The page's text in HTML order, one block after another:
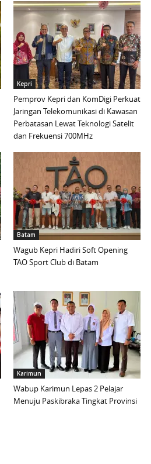
Kepri
Pemprov Kepri dan KomDigi Perkuat
Jaringan Telekomunikasi di Kawasan
Perbatasan Lewat Teknologi Satelit
dan Frekuensi 700MHz
Batam
Wagub Kepri Hadiri Soft Opening
TAO Sport Club di Batam
Karimun
Wabup Karimun Lepas 2 Pelajar
Menuju Paskibraka Tingkat Provinsi